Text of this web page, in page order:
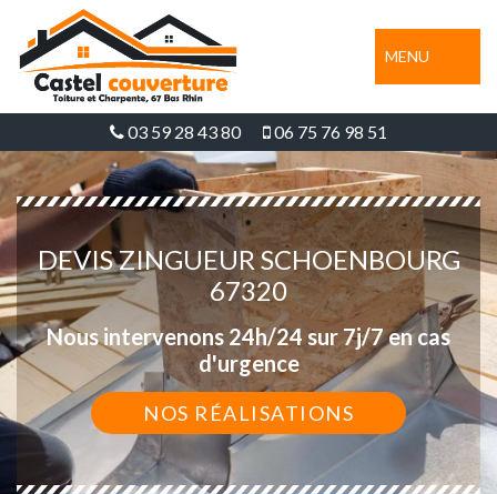
MENU
03 59 28 43 80 06 75 76 98 51
DEVIS ZINGUEUR SCHOENBOURG
67320
Nous intervenons 24h/24 sur 7j/7 en cas
d'urgence
NOS RÉALISATIONS